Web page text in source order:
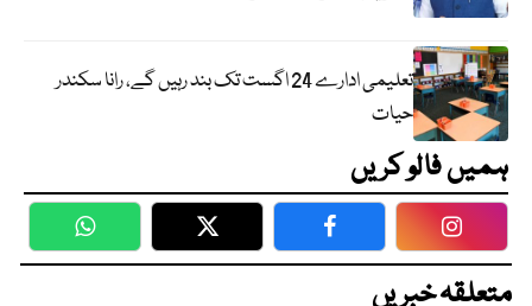
تعلیمی ادارے 24 اگست تک بند رہیں گے، رانا سکندر
حیات
ہمیں فالو کریں
WhatsApp Twitter Facebook
متعلقہ خبریں